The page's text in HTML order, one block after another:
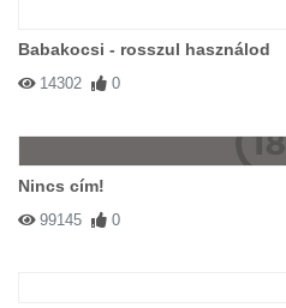
Babakocsi - rosszul használod
14302 0
Nincs cím!
99145 0